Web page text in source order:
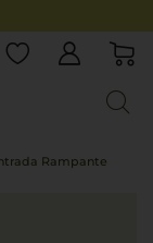
Rampante